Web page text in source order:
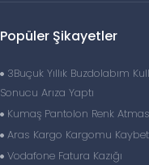
Popüler Şikayetler
3Buçuk Yıllık Buzdolabım
Sonucu Arıza Yaptı
Kumaş Pantolon Renk
Aras Kargo Kargomu
Vodafone Fatura Kazığı